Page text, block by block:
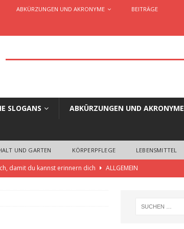
ABKÜRZUNGEN UND AKRONYME BEITRÄGE
SLOGANS ABKÜRZUNGEN UND AKRONYME
UND GARTEN KÖRPERPFLEGE LEBENSMITTEL
damit du kannst erinnern dich
ALLGEMEIN